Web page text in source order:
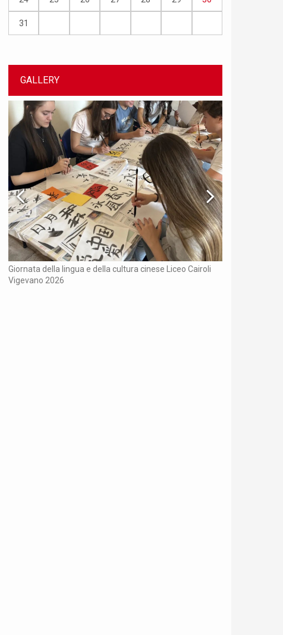
31
GALLERY
Giornata della lingua e della cultura cinese Liceo Cairoli
Vigevano 2026